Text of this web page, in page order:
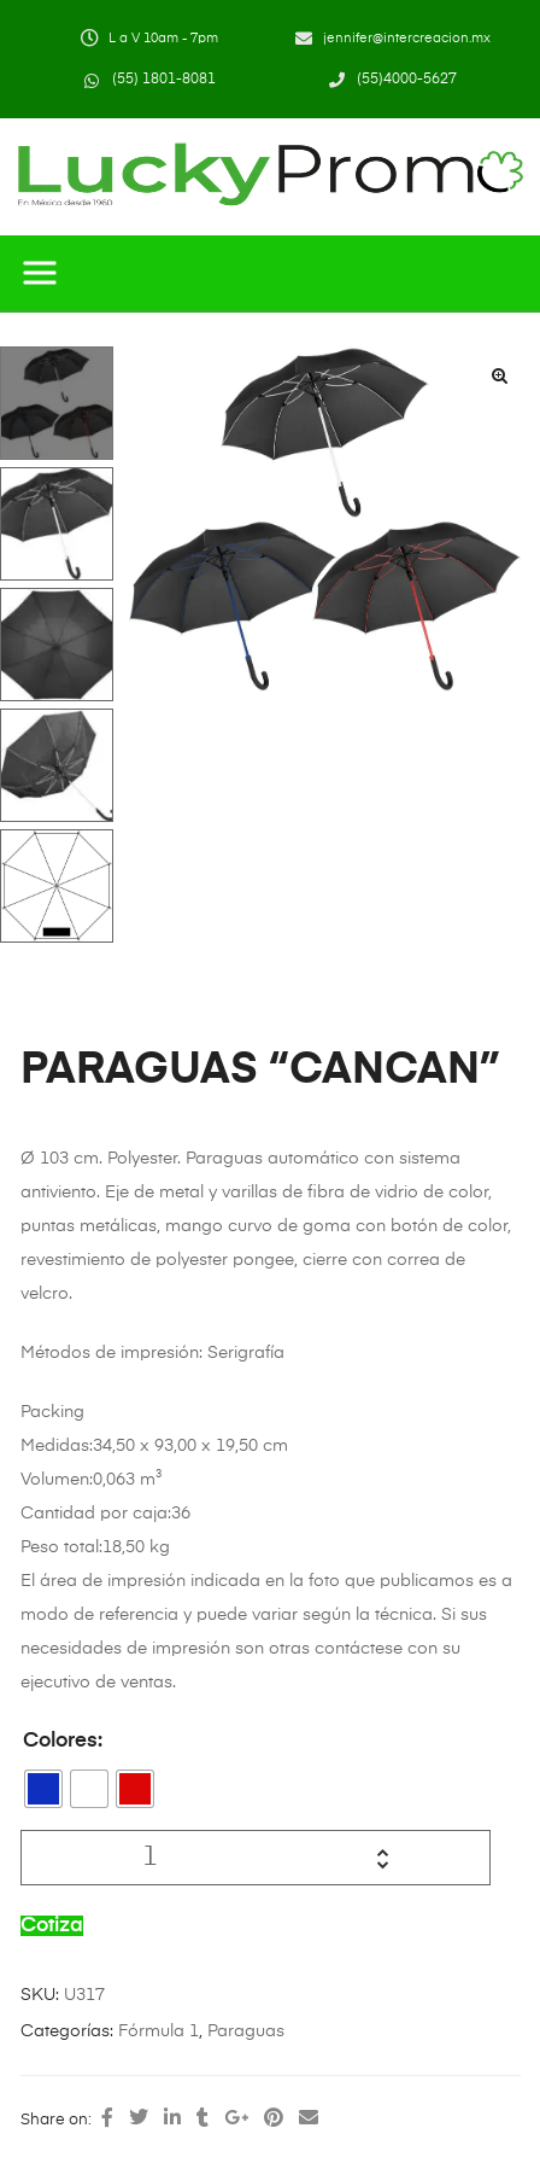
L a V 10am - 7pm jennifer@intercreacion.mx
(55) 1801-8081 (55)4000-5627
PARAGUAS “CANCAN”
Ø 103 cm. Polyester. Paraguas automático con sistema
antiviento. Eje de metal y varillas de fibra de vidrio de color,
puntas metálicas, mango curvo de goma con botón de color,
revestimiento de polyester pongee, cierre con correa de
velcro.
Métodos de impresión: Serigrafía
Packing
Medidas:34,50 x 93,00 x 19,50 cm
Volumen:0,063 m³
Cantidad por caja:36
Peso total:18,50 kg
El área de impresión indicada en la foto que publicamos es a
modo de referencia y puede variar según la técnica. Si sus
necesidades de impresión son otras contáctese con su
ejecutivo de ventas.
Colores
Cotiza
SKU: U317
Categorías: Fórmula 1 Paraguas
Share on: